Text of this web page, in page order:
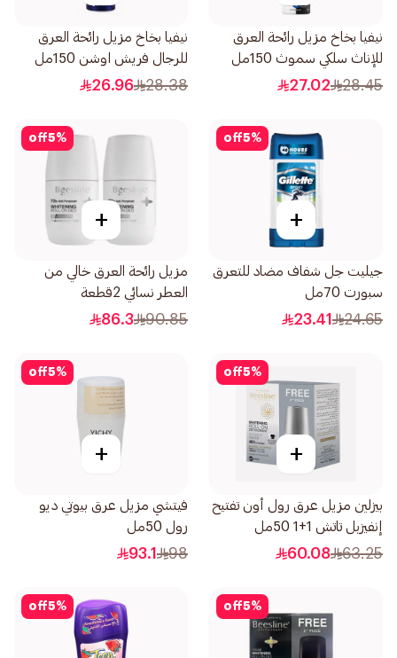
نيفيا بخاخ مزيل رائحة العرق
للإناث سلكي سموث 150مل
28.45
27.02
نيفيا بخاخ مزيل رائحة العرق
للرجال فريش اوشن 150مل
28.38
26.96
5%
off
+
جيليت جل شفاف مضاد للتعرق
سبورت 70مل
24.65
23.41
5%
off
+
مزيل رائحة العرق خالي من
العطر نسائي 2قطعة
90.85
86.3
5%
off
+
بيزلين مزيل عرق رول أون تفتيح
إنفيزبل تاتش 1+1 50مل
63.25
60.08
5%
off
+
فيتشي مزيل عرق بيوتي ديو
رول 50مل
98
93.1
5%
off
5%
off